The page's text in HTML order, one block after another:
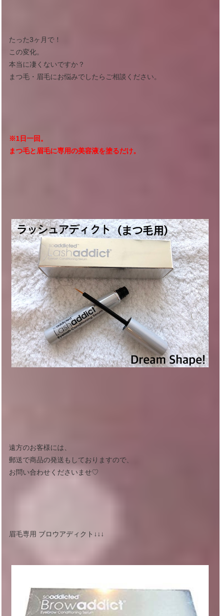
たった3ヶ月で！
この変化。
本当に凄くないですか？
まつ毛・眉毛にお悩みでしたらご相談ください。
※1日一回。
まつ毛と眉毛に専用の美容液を塗るだけ。
遠方のお客様には、
郵送で商品の発送もしておりますので、
お問い合わせくださいませ♡
眉毛専用 ブロウアディクト↓↓↓